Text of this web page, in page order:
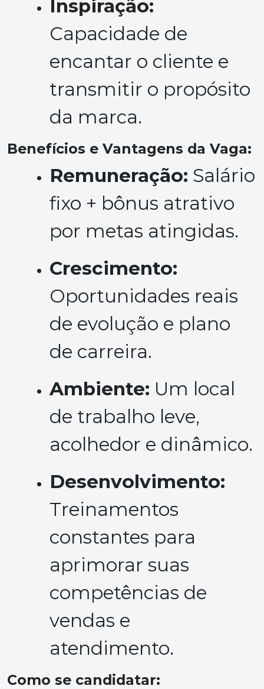
Inspiração:
Capacidade de
encantar o cliente e
transmitir o propósito
da marca.
Benefícios e Vantagens da Vaga:
Remuneração: Salário
fixo + bônus atrativo
por metas atingidas.
Crescimento:
Oportunidades reais
de evolução e plano
de carreira.
Ambiente: Um local
de trabalho leve,
acolhedor e dinâmico.
Desenvolvimento:
Treinamentos
constantes para
aprimorar suas
competências de
vendas e
atendimento.
Como se candidatar: